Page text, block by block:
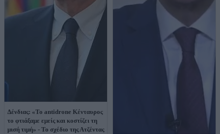
Δένδιας: «Το antidrone Κένταυρος
το φτιάξαμε εμείς και κοστίζει τη
μισή τιμή» - Το σχέδιο της Ατζέντας